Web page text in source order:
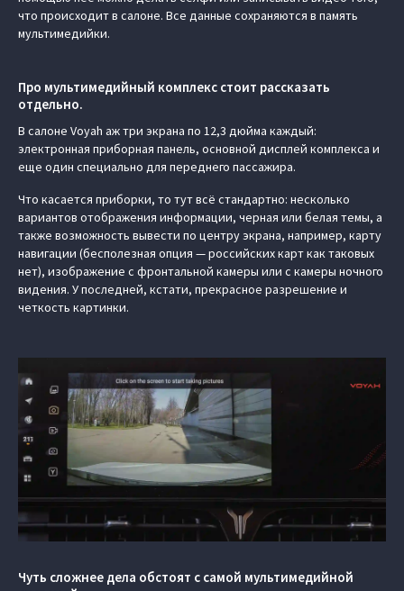
что происходит в салоне. Все данные сохраняются в память
мультимедийки.
Про мультимедийный комплекс стоит рассказать
отдельно.
В салоне Voyah аж три экрана по 12,3 дюйма каждый:
электронная приборная панель, основной дисплей комплекса и
еще один специально для переднего пассажира.
Что касается приборки, то тут всё стандартно: несколько
вариантов отображения информации, черная или белая темы, а
также возможность вывести по центру экрана, например, карту
навигации (бесполезная опция — российских карт как таковых
нет), изображение с фронтальной камеры или с камеры ночного
видения. У последней, кстати, прекрасное разрешение и
четкость картинки.
Чуть сложнее дела обстоят с самой мультимедийной